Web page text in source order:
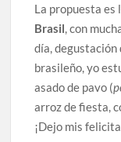
La propuesta es
Brasil, con
día, degustación
brasileño, yo
asado de pavo (
arroz de fiesta,
¡Dejo mis